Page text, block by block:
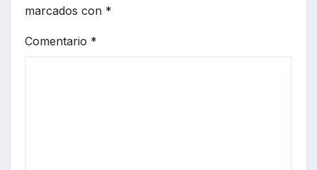
marcados con *
Comentario *